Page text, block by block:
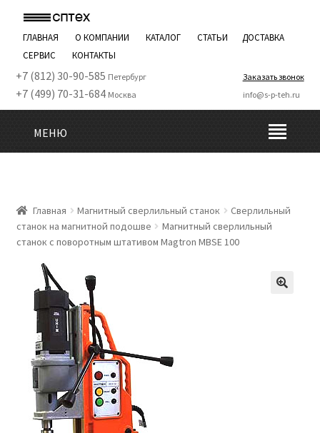
ГЛАВНАЯ О КОМПАНИИ КАТАЛОГ СТАТЬИ
ДОСТАВКА
СЕРВИС
КОНТАКТЫ
+7 (812) 30-90-585 Петербург
+7 (499) 70-31-684 Москва
Заказать звонок
info@s-p-teh.ru
МЕНЮ
Главная Магнитный сверлильный станок
Сверлильный
станок на магнитной подошве
Магнитный сверлильный
станок с поворотным штативом Magtron MBSE 100